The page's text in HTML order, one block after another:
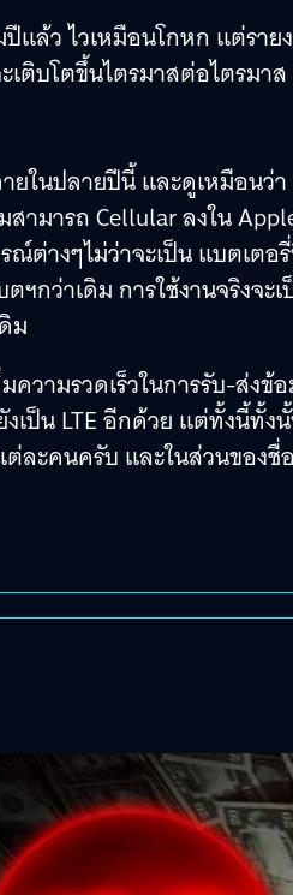
แล้ว ไวเหมือนโกหก แต่ราย
ติบโตขึ้นไตรมาสต่อไตรมา
ยในปลายปีนี้ และดูเหมือนว่
ามารถ Cellular ลงใน
ต่างๆไม่ว่าจะเป็น แบตเตอ
ฯกว่าเดิม การใช้งานจริงจะ
ม
ความรวดเร็วในการรับ-ส่ง
เป็น LTE อีกด้วย แต่ทั้งนี้ทั้ง
ะคนครับ และในส่วนของชื่